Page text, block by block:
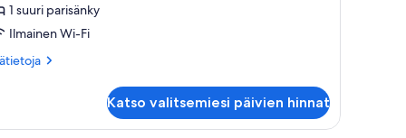
1 suuri parisänky
Ilmainen Wi-Fi
Katso valitsemiesi päivien hinnat